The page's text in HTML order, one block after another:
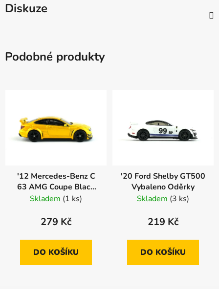
Diskuze
Podobné produkty
'12 Mercedes-Benz C
63 AMG Coupe Black
Series Vybaleno
Skladem (1 ks)
279 Kč
DO KOŠÍKU
'20 Ford Shelby GT500
Vybaleno Oděrky
Skladem (3 ks)
219 Kč
DO KOŠÍKU